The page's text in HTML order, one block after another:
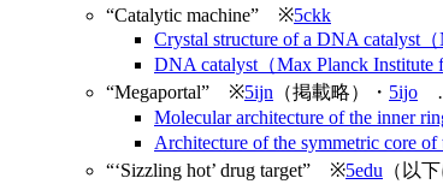
“Catalytic machine” ※5ckk
Crystal structure of a DNA catalyst（
DNA catalyst（Max Planck Institute
“Megaportal” ※5ijn （掲載略）・ 5ijo …
Molecular architecture of the inner
Architecture of the symmetric core of
“‘Sizzling hot’ drug target” ※5edu （以